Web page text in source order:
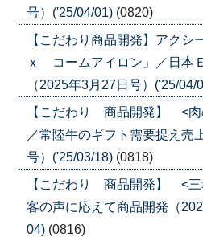
号）('25/04/01) (0820)
【こだわり商品開発】アクシ
ｘ コームアイロン」／日本
（2025年3月27日号）('25/04/
【こだわり 商品開発】 <
／常陸牛のギフト需要捉え売
号）('25/03/18) (0818)
【こだわり 商品開発】 <
客の声に応えて商品開発（
04) (0816)